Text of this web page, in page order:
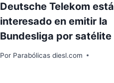
Deutsche Telekom está
interesado en emitir la
Bundesliga por satélite
Por Parabólicas diesl.com